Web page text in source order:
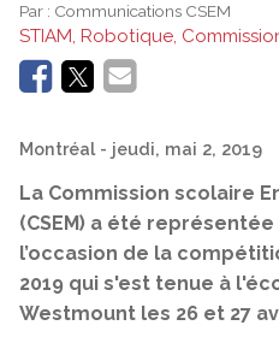
Par : Communications CSEM
STIAM, Robotique,
Montréal - jeudi, mai 2, 2019
La Commission scolaire
(CSEM) a été
l’occasion de la
2019 qui s'est tenue à
Westmount les 26 et 27